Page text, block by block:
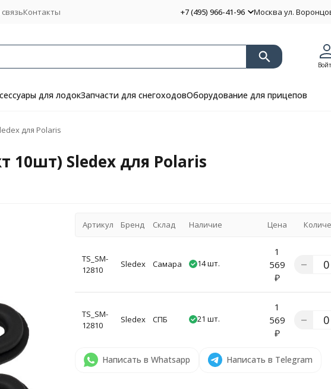
Контакты +7 (495) 966-41-96 Москва ул.
для лодокЗапчасти для снегоходовОборудование для прицепов
для Polaris
10шт) Sledex для Polaris
Артикул Бренд Склад Наличие Цена
TS_SM-
12810
Sledex Самара 14 шт.
1
569
₽
TS_SM-
12810
Sledex СПБ 21 шт.
1
569
₽
Написать в Whatsapp Написать в Telegram